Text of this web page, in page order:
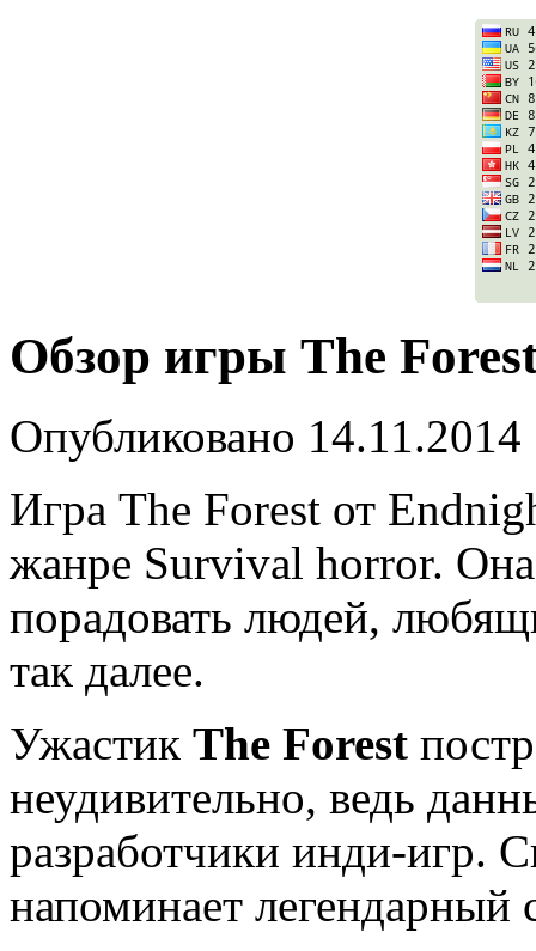
Обзор игры The
Опубликовано 14.11.2014
Игра The Forest от
жанре Survival horror.
порадовать людей,
так далее.
Ужастик The Forest
неудивительно, ведь
разработчики инди-игр.
напоминает